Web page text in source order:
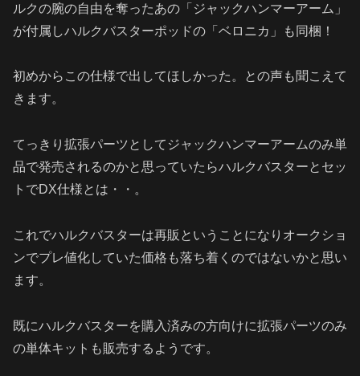
ルクの腕の自由を奪ったあの「ジャックハンマーアーム」
が付属しハルクバスターポッドの「ベロニカ」も同梱！
初めからこの仕様で出してほしかった。との声も聞こえて
きます。
てっきり拡張パーツとしてジャックハンマーアームのみ単
品で発売されるのかと思っていたらハルクバスターとセッ
トでDX仕様とは・・。
これでハルクバスターは再販ということになりオークショ
ンでプレ値化していた価格も落ち着くのではないかと思い
ます。
既にハルクバスターを購入済みの方向けに拡張パーツのみ
の単体キットも販売するようです。